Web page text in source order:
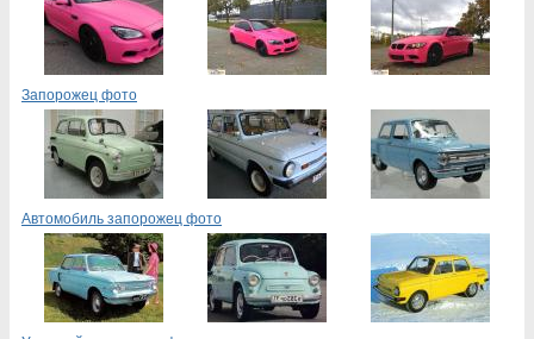
Запорожец фото
Автомобиль запорожец фото